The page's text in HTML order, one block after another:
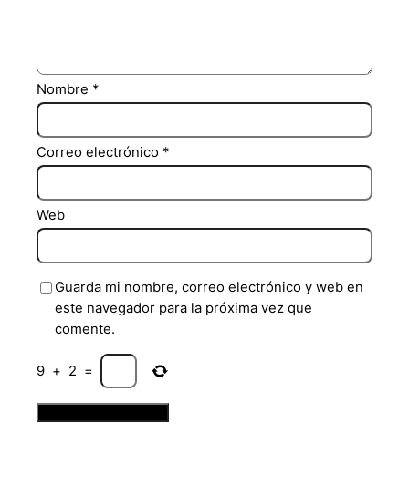
Nombre *
Correo electrónico *
Web
Guarda mi nombre, correo electrónico y web en
este navegador para la próxima vez que
comente.
9 + 2 =